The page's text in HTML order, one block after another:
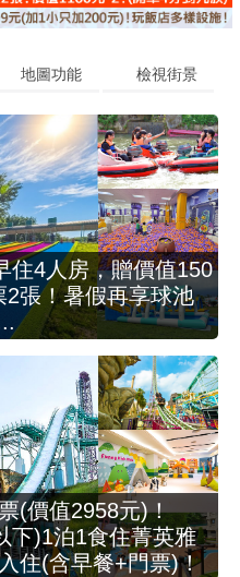
地圖功能 檢視街景
4人房，贈價值150
張！暑假再享球池
(價值2958元)！
下)1泊1食住菁英雅
住(含早餐+門票)！